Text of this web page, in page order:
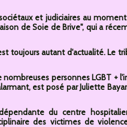
et judiciaires au
de Soie de Brive", qui a
toujours autant d'actualité. Le
nombreuses personnes LGBT +
est posé par Juliette
du centre
des victimes de